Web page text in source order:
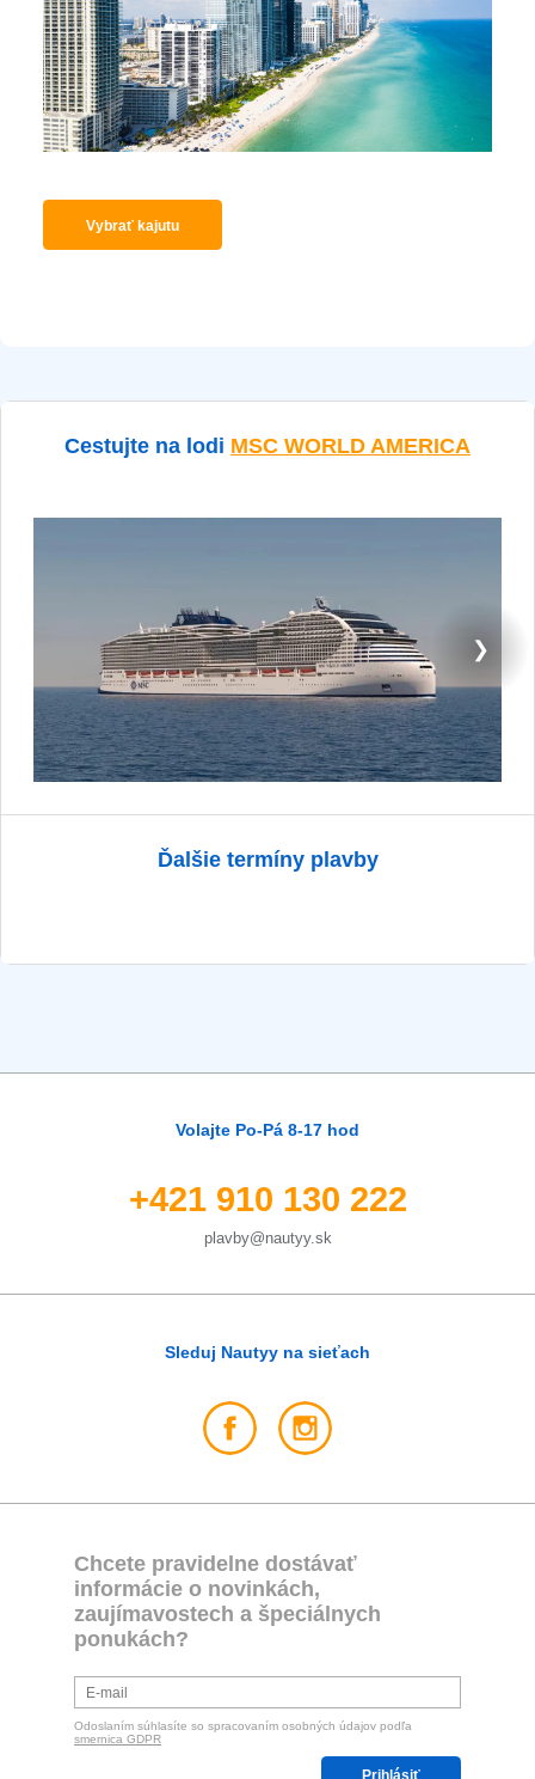
Vybrať kajutu
Cestujte na lodi MSC WORLD AMERICA
❯
Ďalšie termíny plavby
Volajte Po-Pá 8-17 hod
+421 910 130 222
plavby@nautyy.sk
Sleduj Nautyy na sieťach
Chcete pravidelne dostávať
informácie o novinkách,
zaujímavostech a špeciálnych
ponukách?
Odoslaním súhlasíte so spracovaním osobných údajov podľa
smernica GDPR
Prihlásiť